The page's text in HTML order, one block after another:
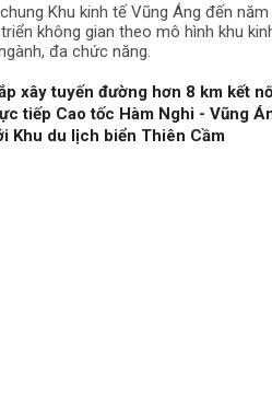
Khu kinh tế Vũng Áng đến năm
không gian theo mô hình khu
đa chức năng.
xây tuyến đường hơn 8 km kết
tiếp Cao tốc Hàm Nghi - Vũng
Khu du lịch biển Thiên Cầm